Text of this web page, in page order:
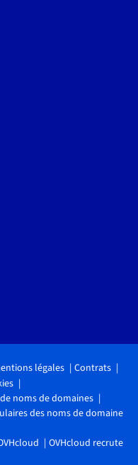
légales
Contrats
noms de domaines
des noms de domaine
OVHcloud recrute